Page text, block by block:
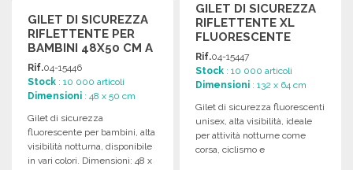
GILET DI SICUREZZA
RIFLETTENTE PER
BAMBINI 48X50 CM A
PREZZI
ALL'INGROSSO
Rif.04-15446
Stock : 10 000 articoli
Dimensioni : 48 x 50 cm
Gilet di sicurezza
fluorescente per bambini, alta
visibilità notturna, disponibile
in vari colori. Dimensioni: 48 x
GILET DI SICUREZZA
RIFLETTENTE XL
FLUORESCENTE
Rif.04-15447
Stock : 10 000 articoli
Dimensioni : 132 x 64 cm
Gilet di sicurezza fluorescenti
unisex, alta visibilità, ideale
per attività notturne come
corsa, ciclismo e